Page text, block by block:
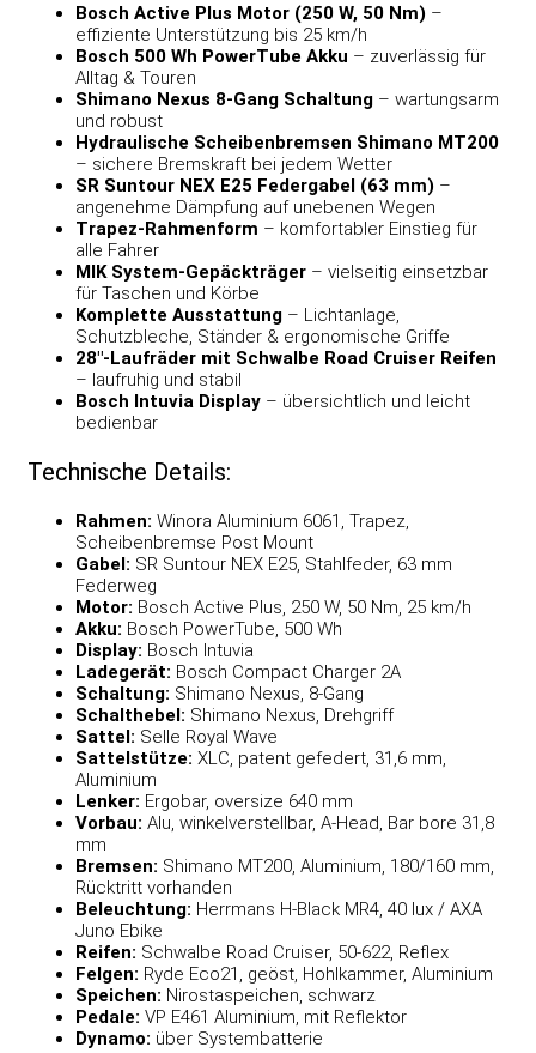
Bosch Active Plus Motor (250 W, 50 Nm) –
effiziente Unterstützung bis 25 km/h
Bosch 500 Wh PowerTube Akku – zuverlässig für
Alltag & Touren
Shimano Nexus 8-Gang Schaltung – wartungsarm
und robust
Hydraulische Scheibenbremsen Shimano MT200
– sichere Bremskraft bei jedem Wetter
SR Suntour NEX E25 Federgabel (63 mm) –
angenehme Dämpfung auf unebenen Wegen
Trapez-Rahmenform – komfortabler Einstieg für
alle Fahrer
MIK System-Gepäckträger – vielseitig einsetzbar
für Taschen und Körbe
Komplette Ausstattung – Lichtanlage,
Schutzbleche, Ständer & ergonomische Griffe
28″-Laufräder mit Schwalbe Road Cruiser Reifen
– laufruhig und stabil
Bosch Intuvia Display – übersichtlich und leicht
bedienbar
Technische Details:
Rahmen: Winora Aluminium 6061, Trapez,
Scheibenbremse Post Mount
Gabel: SR Suntour NEX E25, Stahlfeder, 63 mm
Federweg
Motor: Bosch Active Plus, 250 W, 50 Nm, 25 km/h
Akku: Bosch PowerTube, 500 Wh
Display: Bosch Intuvia
Ladegerät: Bosch Compact Charger 2A
Schaltung: Shimano Nexus, 8-Gang
Schalthebel: Shimano Nexus, Drehgriff
Sattel: Selle Royal Wave
Sattelstütze: XLC, patent gefedert, 31,6 mm,
Aluminium
Lenker: Ergobar, oversize 640 mm
Vorbau: Alu, winkelverstellbar, A-Head, Bar bore 31,8
mm
Bremsen: Shimano MT200, Aluminium, 180/160 mm,
Rücktritt vorhanden
Beleuchtung: Herrmans H-Black MR4, 40 lux / AXA
Juno Ebike
Reifen: Schwalbe Road Cruiser, 50-622, Reflex
Felgen: Ryde Eco21, geöst, Hohlkammer, Aluminium
Speichen: Nirostaspeichen, schwarz
Pedale: VP E461 Aluminium, mit Reflektor
Dynamo: über Systembatterie